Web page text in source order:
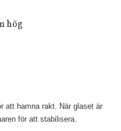
hög
att hamna rakt. När glaset är
för att stabilisera.